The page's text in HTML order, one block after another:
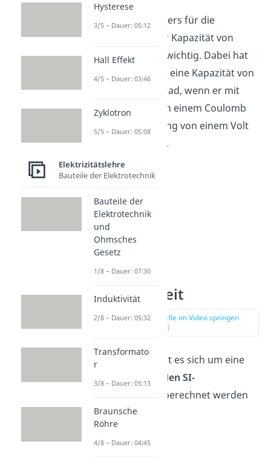
Farad ist besonders für die
Bezeichnung der Kapazität von
Kondensatoren
wichtig. Dabei hat
ein Kondensator eine Kapazität von
genau einem Farad, wenn er mit
einer Ladung von einem Coulomb
auf eine Spannung von einem Volt
aufgeladen wird.
Farad Einheit
zur Stelle im Video springen
(00:47)
Bei
handelt es sich um eine
Einheit, die
aus den SI-
berechnet werden
kann:
Hysterese
3/5 – Dauer: 05:12
Hall Effekt
4/5 – Dauer: 03:46
Zyklotron
5/5 – Dauer: 05:08
Elektrizitätslehre
Bauteile der Elektrotechnik
Bauteile der
Elektrotechnik
und
Ohmsches
Gesetz
1/8 – Dauer: 07:30
Induktivität
2/8 – Dauer: 05:32
Transformato
r
3/8 – Dauer: 05:13
Braunsche
Röhre
4/8 – Dauer: 04:45